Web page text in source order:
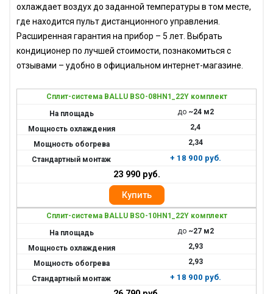
охлаждает воздух до заданной температуры в том месте,
где находится пульт дистанционного управления.
Расширенная гарантия на прибор – 5 лет. Выбрать
кондиционер по лучшей стоимости, познакомиться с
отзывами – удобно в официальном интернет-магазине.
Сплит-система BALLU BSO-08HN1_22Y комплект
до ~24 м2
2,4
2,34
+ 18 900 руб.
23 990 руб.
Сплит-система BALLU BSO-10HN1_22Y комплект
до ~27 м2
2,93
2,93
+ 18 900 руб.